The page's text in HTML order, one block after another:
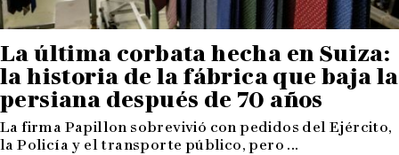
La última corbata hecha en Suiza:
la historia de la fábrica que baja la
persiana después de 70 años
La firma Papillon sobrevivió con pedidos del Ejército,
la Policía y el transporte público, pero ...